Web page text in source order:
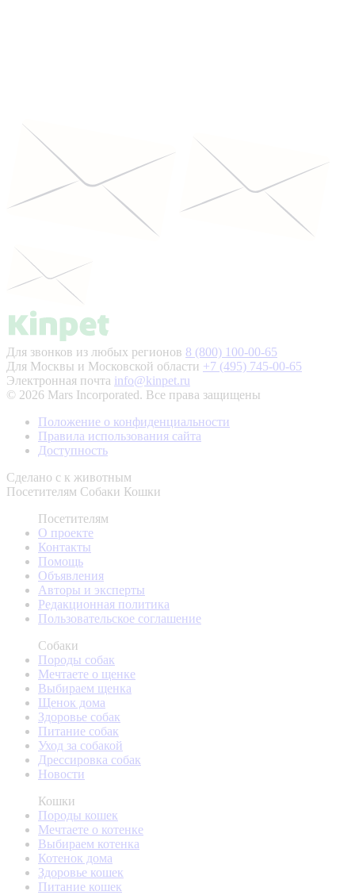
Для звонков из любых регионов 8 (800) 100-00-65
Для Москвы и Московской области +7 (495) 745-00-65
Электронная почта info@kinpet.ru
© 2026 Mars Incorporated. Все права защищены
Положение о конфиденциальности
Правила использования сайта
Доступность
Сделано с к животным
Посетителям Собаки Кошки
Посетителям
О проекте
Контакты
Помощь
Объявления
Авторы и эксперты
Редакционная политика
Пользовательское соглашение
Собаки
Породы собак
Мечтаете о щенке
Выбираем щенка
Щенок дома
Здоровье собак
Питание собак
Уход за собакой
Дрессировка собак
Новости
Кошки
Породы кошек
Мечтаете о котенке
Выбираем котенка
Котенок дома
Здоровье кошек
Питание кошек